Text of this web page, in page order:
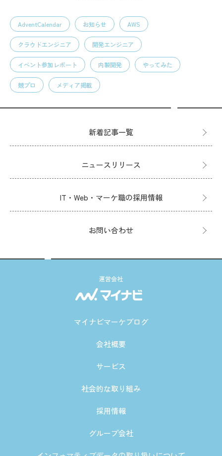
AdventCalendar お知らせ AWS
クラウドエンジニア 開発エンジニア
イベント参加レポート 内製開発 やってみた
競プロ メディア掲載
新着記事一覧
ニュースリリース
IT・Web・マーケ職の採用情報
お問い合わせ
運営会社
マイナビマーケブログ
会社概要
サービス
社会的な取り組み
採用情報
グループ会社